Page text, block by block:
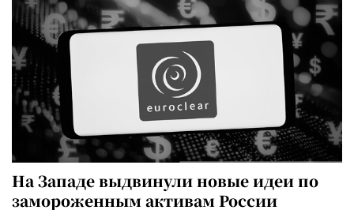
На Западе выдвинули новые идеи по
замороженным активам России